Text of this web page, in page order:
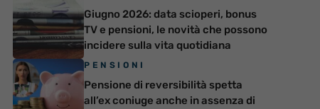
Giugno 2026: data scioperi, bonus
TV e pensioni, le novità che possono
incidere sulla vita quotidiana
PENSIONI
Pensione di reversibilità spetta
all’ex coniuge anche in assenza di